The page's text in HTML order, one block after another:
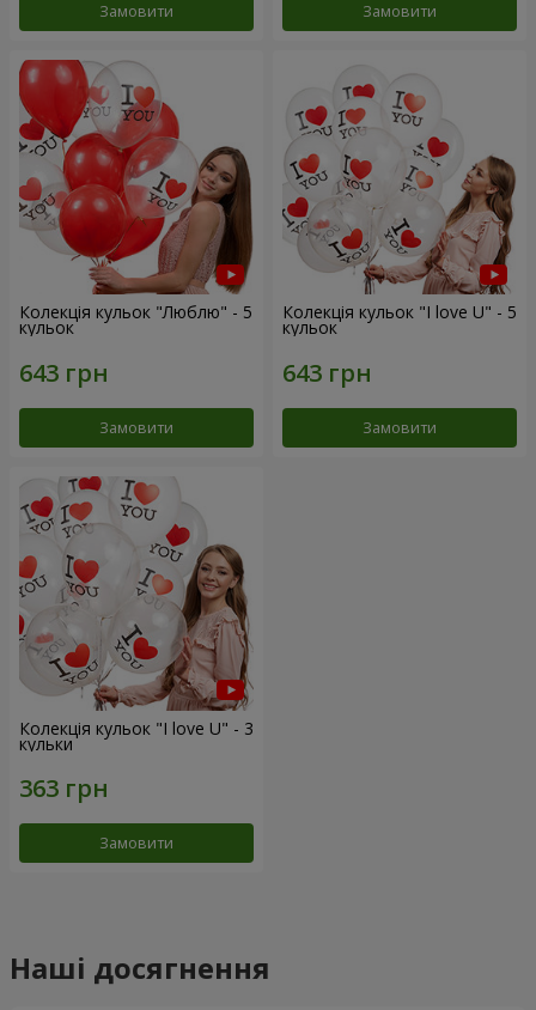
Замовити Замовити
Колекція кульок "Люблю" - 5
кульок
Замовити
Колекція кульок "I love U" - 5
кульок
Замовити
Колекція кульок "I love U" - 3
кульки
Замовити
Наші досягнення